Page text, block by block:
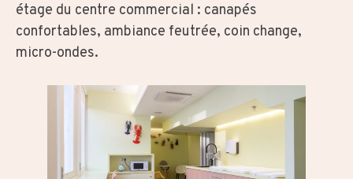
étage du centre commercial : canapés
confortables, ambiance feutrée, coin change,
micro-ondes.